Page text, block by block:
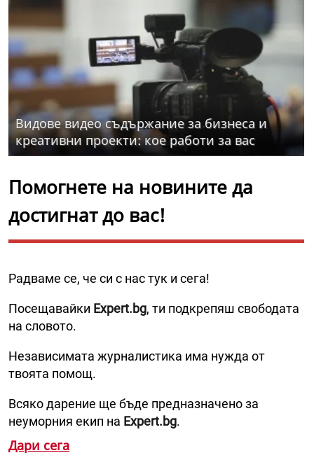
Видове видео съдържание за бизнеса и
креативни проекти: кое работи за вас
Помогнете на новините да
достигнат до вас!
Радваме се, че си с нас тук и сега!
Посещавайки Expert.bg, ти подкрепяш свободата
на словото.
Независимата журналистика има нужда от
твоята помощ.
Всяко дарение ще бъде предназначено за
неуморния екип на Expert.bg.
Дари сега